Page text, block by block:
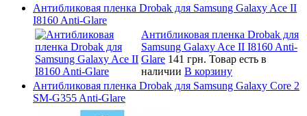
Антибликовая пленка Drobak для Samsung Galaxy Ace II
I8160 Anti-Glare
Антибликовая пленка Drobak для
Samsung Galaxy Ace II I8160 Anti-
Glare 141 грн. Товар есть в
наличии В корзину
Антибликовая пленка Drobak для Samsung Galaxy Core 2
SM-G355 Anti-Glare